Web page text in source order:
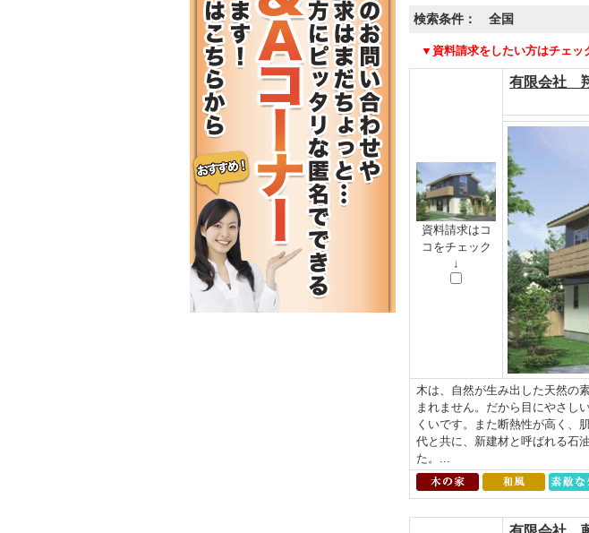
検索条件： 全国
▼資料請求をしたい方はチェッ
資料請求はコ
コをチェック
↓
有限会社
木は、自然が生み出した天然の
まれません。だから目にやさし
くいです。また断熱性が高く、
代と共に、新建材と呼ばれる石
た。...